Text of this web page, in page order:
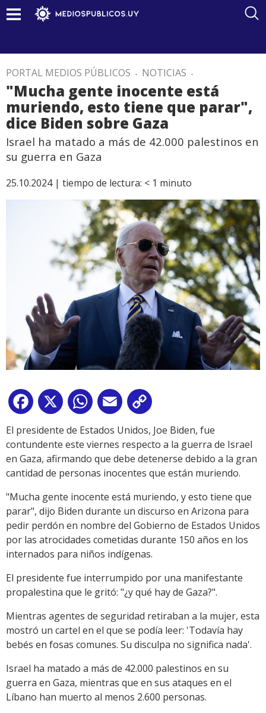
PORTAL MEDIOS PÚBLICOS . NOTICIAS .
"Mucha gente inocente está
muriendo, esto tiene que parar",
dice Biden sobre Gaza
Israel ha matado a más de 42.000 palestinos en
su guerra en Gaza
25.10.2024 | tiempo de lectura: < 1 minuto
Facebook
X WhatsApp
Email
Link
El presidente de Estados Unidos, Joe Biden, fue
contundente este viernes respecto a la guerra de Israel
en Gaza, afirmando que debe detenerse debido a la gran
cantidad de personas inocentes que están muriendo.
"Mucha gente inocente está muriendo, y esto tiene que
parar", dijo Biden durante un discurso en Arizona para
pedir perdón en nombre del Gobierno de Estados Unidos
por las atrocidades cometidas durante 150 años en los
internados para niños indígenas.
El presidente fue interrumpido por una manifestante
propalestina que le gritó: "¿y qué hay de Gaza?".
Mientras agentes de seguridad retiraban a la mujer, esta
mostró un cartel en el que se podía leer: 'Todavía hay
bebés en fosas comunes. Su disculpa no significa nada'.
Israel ha matado a más de 42.000 palestinos en su
guerra en Gaza, mientras que en sus ataques en el
Líbano han muerto al menos 2.600 personas.